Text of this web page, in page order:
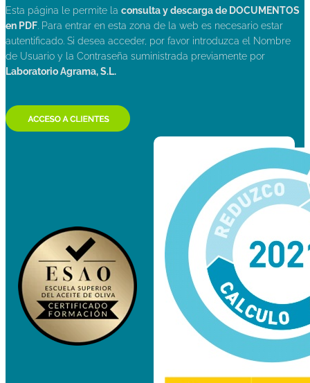
Esta página le permite la consulta y descarga de DOCUMENTOS
en PDF . Para entrar en esta zona de la web es necesario estar
autentificado. Si desea acceder, por favor introduzca el Nombre
de Usuario y la Contraseña suministrada previamente por
Laboratorio Agrama, S.L.